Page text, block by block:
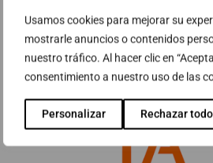
Usamos cookies para mejorar su
mostrarle anuncios o contenidos
nuestro tráfico. Al hacer clic en
consentimiento a nuestro uso de las
Personalizar Rechazar todo